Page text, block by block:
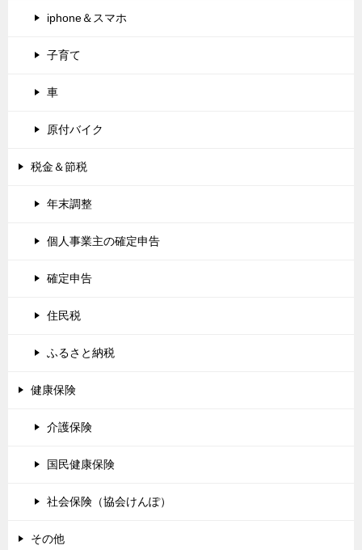
iphone＆スマホ
子育て
車
原付バイク
税金＆節税
年末調整
個人事業主の確定申告
確定申告
住民税
ふるさと納税
健康保険
介護保険
国民健康保険
社会保険（協会けんぽ）
その他